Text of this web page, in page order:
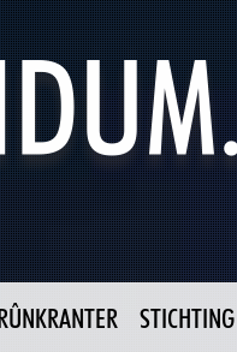
STICHTING